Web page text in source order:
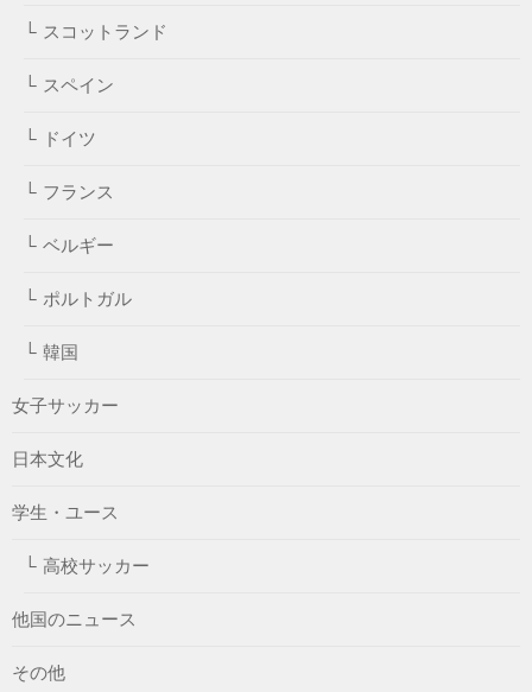
スコットランド
スペイン
ドイツ
フランス
ベルギー
ポルトガル
韓国
女子サッカー
日本文化
学生・ユース
高校サッカー
他国のニュース
その他